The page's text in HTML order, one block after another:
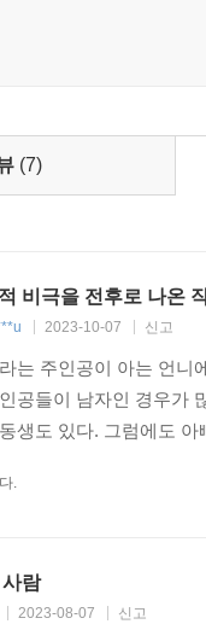
아니다. 선인도 악인
악행은 현실에서는
문에 위선에도 위악
어떤가. 이 소설의
불편함 때문에 그 인
직 두 사람』은 김영
깊은 연민이 더해졌
수상하면서 평단의
삶에 어떤 설명을 할
(7)
비극을 전후로 나온
2023-10-07 신고
는 주인공이 아는 언
공들이 남자인 경우가
생도 있다. 그럼에도
.
람
2023-08-07 신고